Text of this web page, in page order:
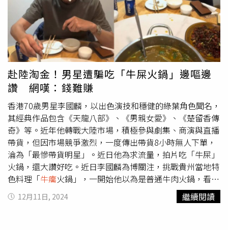
下，張女的自製過程存在多重安全隱患，包括牛癟來源不
明、擅自添加未知野菜，且在湯底顏色發生明顯異常時未及
時停止食用，嚴重違背了食品安全基本原則。醫生表示，患
者出現的「雙手發藍」症狀在醫學上稱為「紫紺」，通常與
血液攜氧能力下降有關。結合病情分析，問題很可能出在那
把來歷不明的野菜，其可能含有高濃度亞硝酸鹽，或本身具
有毒性，亦不排除與牛癟成分發生化學反應產生新毒素的可
能。亞硝酸鹽可將血液中負責運輸氧氣的血紅蛋白氧化，導
致組織缺氧，嚴重時甚至危及生命。業內人士指出，這起事
件反映出近年來「網紅特色美食自製熱」背後的安全風險。
隨著各類小眾美食製作教程在網路平台流傳，不少消費者盲
目模仿，卻忽視了專業製作條件與家庭操作之間的巨大差
距。專家提醒，涉及特殊食材和複雜工藝的食品，切勿輕易
在家嘗試，應以健康與安全為首要考量。
赴陸淘金！男星遭騙吃「牛屎火鍋」邊嘔邊
讚 網嘆：錢難賺
香港70歲男星李國麟，以出色演技和穩健的綠葉角色聞名，
其經典作品包含《天龍八部》、《男親女愛》、《楚留香傳
奇》等。近年他轉戰大陸市場，積極參與劇集、商演與直播
帶貨，但因市場競爭激烈，一度傳出帶貨8小時無人下單，
淪為「最慘帶貨明星」。近日他為求流量，拍片吃「牛屎」
火鍋，還大讚好吃。近日李國麟為博關注，挑戰貴州當地特
色料理「牛癟火鍋」，一開始他以為是普通牛肉火鍋，看到
湯底呈綠色且氣味奇怪時，他立刻掩住口鼻詢問「湯是不是
壞掉了」，隨後用紙巾塞住鼻孔，硬著頭皮開始品嘗。當得
12月11日, 2024 繼續閱讀